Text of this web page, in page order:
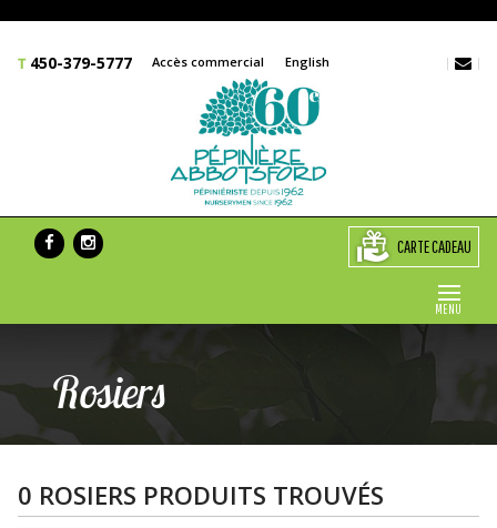
450-379-5777 Accès commercial English
MENU
CARTE CADEAU
Rosiers
0 ROSIERS PRODUITS TROUVÉS